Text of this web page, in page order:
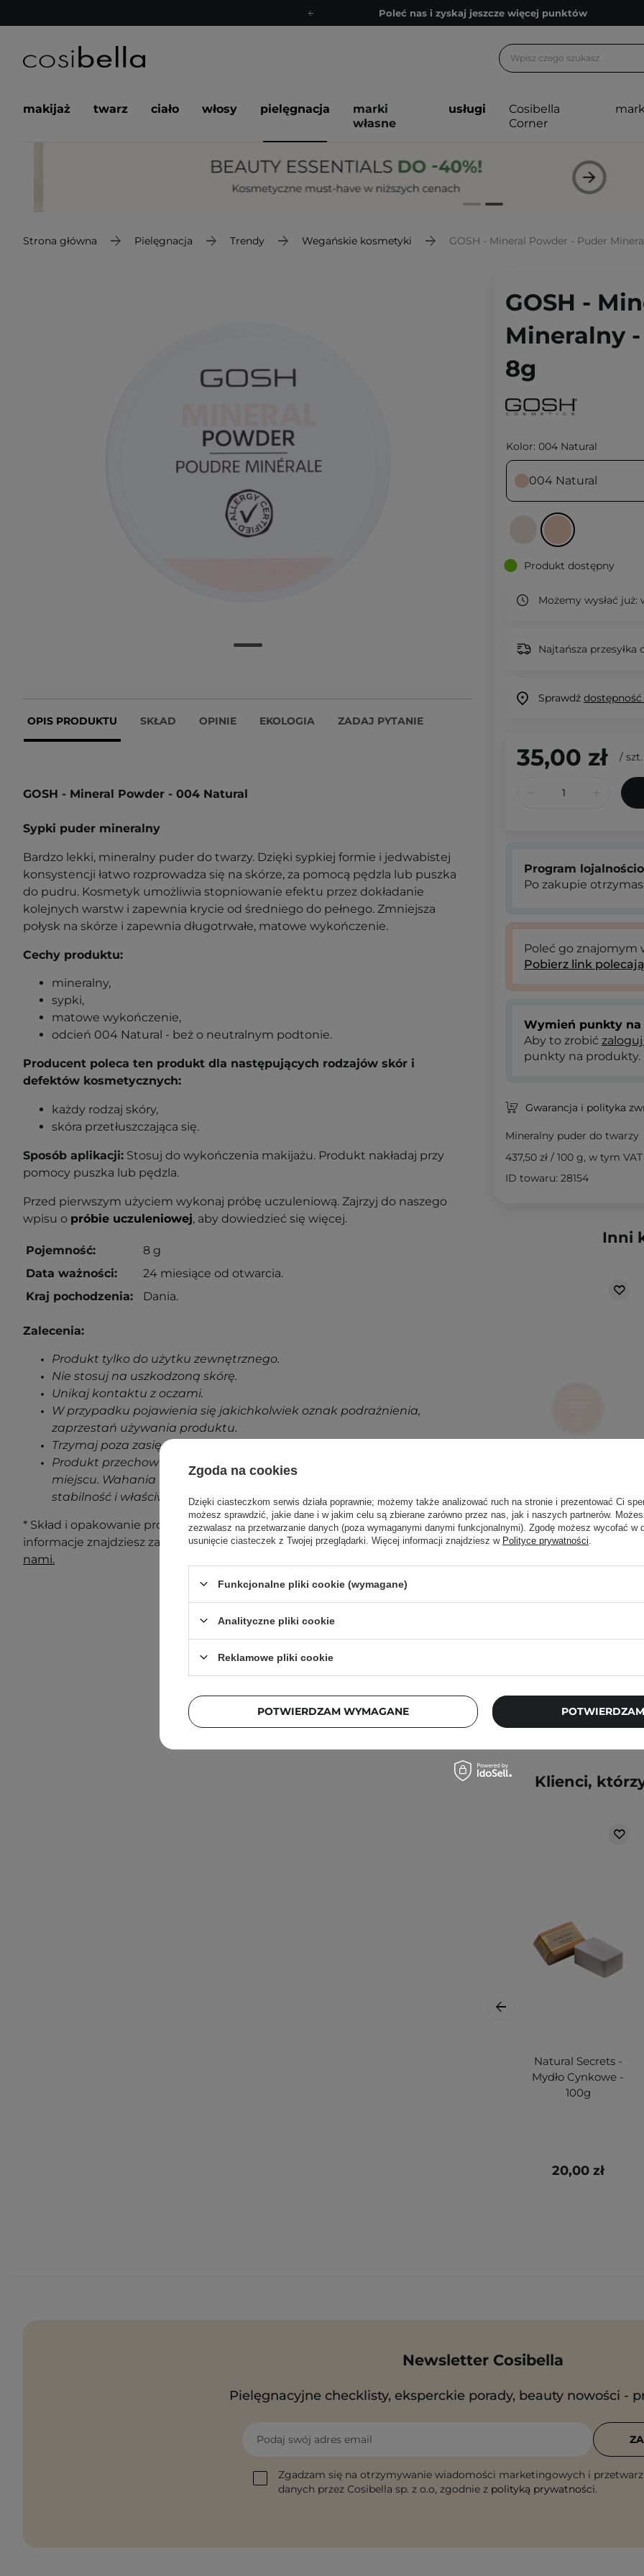
Poleć nas i zyskaj jeszcze więcej punktów
Bezpłatne konsultacje kosmetologiczne
Poleć nas i zyskaj jeszcze więcej punktów
makijaż twarz ciało włosy pielęgnacja
marki
własne
usługi
Cosibella
Corner
Strona główna Pielęgnacja Trendy Wegańskie kosmetyki GOSH - Mineral Powder - Puder
OPIS PRODUKTU SKŁAD OPINIE EKOLOGIA ZADAJ PYTANIE
GOSH - Mineral Powder - 004 Natural
Sypki puder mineralny
Bardzo lekki, mineralny puder do twarzy. Dzięki sypkiej formie i jedwabistej
konsystencji łatwo rozprowadza się na skórze, za pomocą pędzla lub puszka
do pudru. Kosmetyk umożliwia stopniowanie efektu przez dokładanie
kolejnych warstw i zapewnia krycie od średniego do pełnego. Zmniejsza
połysk na skórze i zapewnia długotrwałe, matowe wykończenie.
Cechy produktu:
mineralny,
sypki,
matowe wykończenie,
odcień 004 Natural - beż o neutralnym podtonie.
Producent poleca ten produkt dla następujących rodzajów skór i
defektów kosmetycznych:
każdy rodzaj skóry,
skóra przetłuszczająca się.
Sposób aplikacji: Stosuj do wykończenia makijażu. Produkt nakładaj przy
pomocy puszka lub pędzla.
Przed pierwszym użyciem wykonaj próbę uczuleniową. Zajrzyj do naszego
wpisu o próbie uczuleniowej, aby dowiedzieć się więcej.
Pojemność:
8 g
Data ważności:
24 miesiące od otwarcia.
Kraj pochodzenia:
Dania.
Zalecenia:
Produkt tylko do użytku zewnętrznego.
Nie stosuj na uszkodzoną skórę.
Unikaj kontaktu z oczami.
W przypadku pojawienia się jakichkolwiek oznak podrażnienia,
zaprzestań używania produktu.
Trzymaj poza zasięgiem dzieci.
Produkt przechowuj w temperaturze pokojowej, w zacienionym
miejscu. Wahania temperatur podczas transportu nie wpłyną na
stabilność i właściwości produktu.
* Skład i opakowanie produktu mogą ulec zmianie. Najbardziej aktualne
informacje znajdziesz zawsze na opakowaniu. Masz pytania? Skontaktuj się z
nami.
GOSH -
Mineralny
8g
Kolor: 004 Natural
004 Natural
Produkt dostępny
Możemy wysłać już:
Najtańsza przesyłka
Sprawdź
35,00 zł / szt.
Program
Po zakupie
Poleć go znajomym
Pobierz link
Wymień punkty na
Aby to zrobić zaloguj
punkty na produkty.
Gwarancja i polityka
Mineralny puder do twarzy
437,50 zł / 100 g, w tym VAT
ID towaru: 28154
Inni
GOSH -
Chameleon
Powder - Puder
Sypki - 001
39,00 zł
Klienci,
Natural Secrets -
Mydło Cynkowe -
100g
20,00 zł
Newsletter Cosibella
Pielęgnacyjne checklisty, eksperckie porady, beauty nowości -
Podaj swój adres email
Zgadzam się na otrzymywanie wiadomości marketingowych i
danych przez Cosibella sp. z o.o, zgodnie z polityką prywatności.
Zgoda na cookies
Dzięki ciasteczkom serwis działa poprawnie; możemy także analizować ruch na stronie i prezentować Ci
możesz sprawdzić, jakie dane i w jakim celu są zbierane zarówno przez nas, jak i naszych partnerów.
zezwalasz na przetwarzanie danych (poza wymaganymi danymi funkcjonalnymi). Zgodę możesz wycofać w
usunięcie ciasteczek z Twojej przeglądarki. Więcej informacji znajdziesz w Polityce prywatności
Funkcjonalne pliki cookie (wymagane)
Analityczne pliki cookie
Reklamowe pliki cookie
POTWIERDZAM WYMAGANE